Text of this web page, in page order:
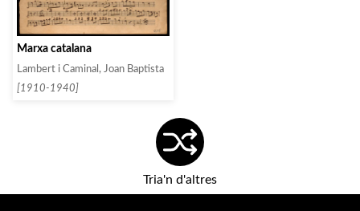
Marxa catalana
Lambert i Caminal, Joan Baptista
[1910-1940]
Tria'n d'altres